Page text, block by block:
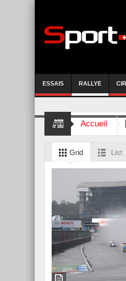
ESSAIS RALLYE
Accueil
Grid List